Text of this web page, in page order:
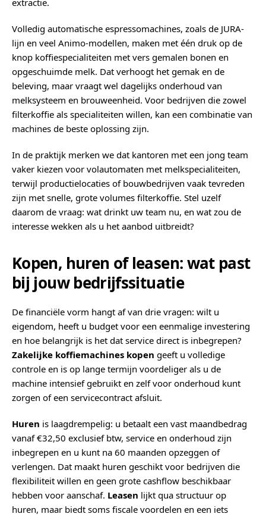
extractie.
Volledig automatische espressomachines, zoals de JURA-
lijn en veel Animo-modellen, maken met één druk op de
knop koffiespecialiteiten met vers gemalen bonen en
opgeschuimde melk. Dat verhoogt het gemak en de
beleving, maar vraagt wel dagelijks onderhoud van
melksysteem en brouweenheid. Voor bedrijven die zowel
filterkoffie als specialiteiten willen, kan een combinatie van
machines de beste oplossing zijn.
In de praktijk merken we dat kantoren met een jong team
vaker kiezen voor volautomaten met melkspecialiteiten,
terwijl productielocaties of bouwbedrijven vaak tevreden
zijn met snelle, grote volumes filterkoffie. Stel uzelf
daarom de vraag: wat drinkt uw team nu, en wat zou de
interesse wekken als u het aanbod uitbreidt?
Kopen, huren of leasen: wat past
bij jouw bedrijfssituatie
De financiële vorm hangt af van drie vragen: wilt u
eigendom, heeft u budget voor een eenmalige investering
en hoe belangrijk is het dat service direct is inbegrepen?
Zakelijke koffiemachines kopen geeft u volledige
controle en is op lange termijn voordeliger als u de
machine intensief gebruikt en zelf voor onderhoud kunt
zorgen of een servicecontract afsluit.
Huren is laagdrempelig: u betaalt een vast maandbedrag
vanaf €32,50 exclusief btw, service en onderhoud zijn
inbegrepen en u kunt na 60 maanden opzeggen of
verlengen. Dat maakt huren geschikt voor bedrijven die
flexibiliteit willen en geen grote cashflow beschikbaar
hebben voor aanschaf. Leasen lijkt qua structuur op
huren, maar biedt soms fiscale voordelen en een iets